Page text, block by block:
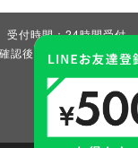
受付時間：24時間受付
認後、2～3営業日以内